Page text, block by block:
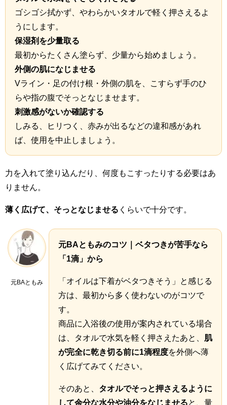
ゴシゴシ拭かず、やわらかいタオルで軽く押さえるよ
うにします。
保湿剤を少量取る
最初からたくさん塗らず、少量から始めましょう。
外側の肌になじませる
Vライン・足の付け根・外側の肌を、こすらず手のひ
らや指の腹でそっとなじませます。
刺激感がないか確認する
しみる、ヒリつく、赤みが出るなどの違和感があれ
ば、使用を中止しましょう。
力を入れて塗り込んだり、何度もこすったりする必要はあ
りません。
薄く広げて、そっとなじませる くらいで十分です。
元BAともみ
元BAともみのコツ｜ベタつきが苦手なら
「1滴」から
「オイルは下着がベタつきそう」と感じる
方は、最初から多く使わないのがコツで
す。
商品に入浴後の使用が案内されている場合
は、タオルで水気を軽く押さえたあと、 肌
が完全に乾き切る前に1滴程度を外側へ薄
く広げてみてください。
そのあと、 タオルでそっと押さえるように
して余分な水分や油分をなじませると、量